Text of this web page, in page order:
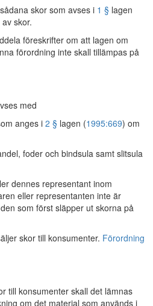
skor som avses i 1 § lagen
skor.
föreskrifter om att lagen om
förordning inte skall tillämpas på
med
anges i 2 § lagen (1995:669) om
foder och bindsula samt slitsula
dennes representant inom
eller representanten inte är
som först släpper ut skorna på
skor till konsumenter. Förordning
till konsumenter skall det lämnas
om det material som används i